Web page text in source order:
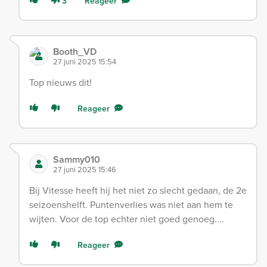
Booth_VD
27 juni 2025 15:54
Top nieuws dit!
Reageer
Sammy010
27 juni 2025 15:46
Bij Vitesse heeft hij het niet zo slecht gedaan, de 2e
seizoenshelft. Puntenverlies was niet aan hem te
wijten. Voor de top echter niet goed genoeg....
Reageer